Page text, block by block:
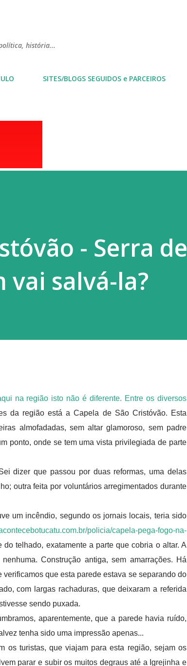
história...
SITES/BLOGS SEGUIDOS e PARCEIROS
- Serra de
vai salvá-la?
na região isto não é diferente. Entre os diversos
da região está a Capela de São Cristóvão. Esta
almofadadas, sem altar glamoroso, sem padre
ponto, onde se tem uma vista privilegiada de parte
dizer que passou por duas reformas, uma delas
outra feita por voluntários arregimentados durante
um incêndio, segundo os jornais locais, teria sido
policia/capela-pega-fogo-na-
telhado, exatamente a parte que cobria o altar. A
Construção antiga, sem amarrações. Há
que esta parede estava se separando do
com largas rachaduras, que deixaram a referida
sendo puxada.
aparentemente, que a parede havia ruído,
tenha sido uma impressão apenas...
os turistas, que viajam para esta região, sejam os
parar e subir os muitos degraus até a Igrejinha e